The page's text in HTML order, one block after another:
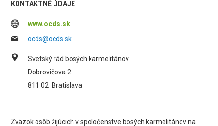
KONTAKTNÉ ÚDAJE
www.ocds.sk
ocds@ocds.sk
Svetský rád bosých karmelitánov
Dobrovičova 2
811 02 Bratislava
Zväzok osôb žijúcich v spoločenstve bosých karmelitánov na